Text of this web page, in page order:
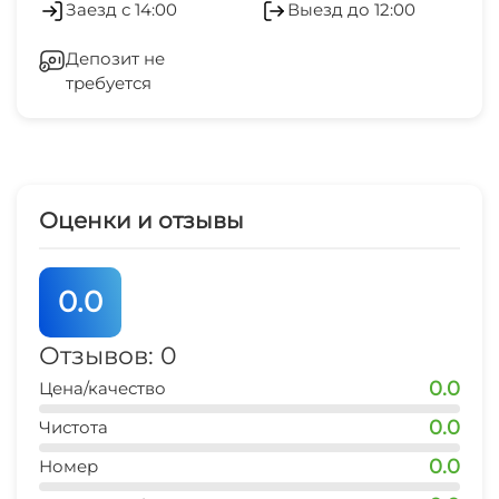
океанариум
дельфинарий
3 мин
3 мин
банкомат Сбербанк
Зеленый двор
Заезд с 14:00 Выезд до 12:00
Депозит не
требуется
Оценки и отзывы
0.0
Отзывов: 0
Цена/качество 0.0
Чистота 0.0
Номер 0.0